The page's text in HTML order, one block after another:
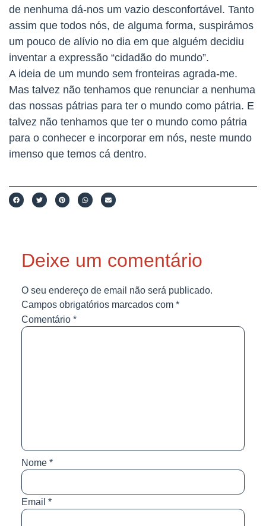
de nenhuma dá-nos um vazio desconfortável. Tanto
assim que todos nós, de alguma forma, suspirámos
um pouco de alívio no dia em que alguém decidiu
inventar a expressão “cidadão do mundo”.
A ideia de um mundo sem fronteiras agrada-me.
Mas talvez não tenhamos que renunciar a nenhuma
das nossas pátrias para ter o mundo como pátria. E
talvez não tenhamos que ter o mundo como pátria
para o conhecer e incorporar em nós, neste mundo
imenso que temos cá dentro.
Deixe um comentário
O seu endereço de email não será publicado.
Campos obrigatórios marcados com *
Comentário *
Nome *
Email *